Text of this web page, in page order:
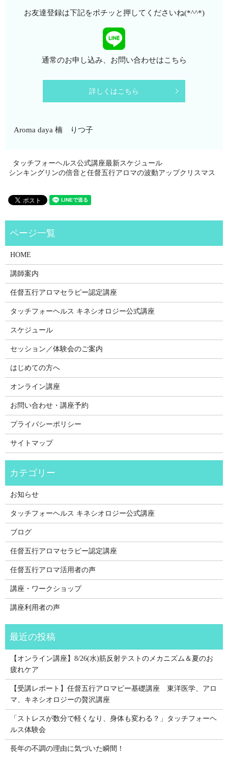
お友達登録は下記をポチッと押してくださいね(*^^*)
通常のお申し込み、お問い合わせはこちら
詳しくはこちら
Aroma daya 楠 りつ子
タッチフォーヘルス公式講座最新スケジュール
シンキングリンの倍音と任督五行アロマの波動アップクリスマス
HOME
講師案内
任督五行アロマセラピー認定講座
タッチフォーヘルス キネシオロジー公式講座
スケジュール
セッション／体験会のご案内
はじめての方へ
オンライン講座
お問い合わせ・講座予約
プライバシーポリシー
サイトマップ
お知らせ
タッチフォーヘルス キネシオロジー公式講座
ブログ
任督五行アロマセラピー認定講座
任督五行アロマ活用者の声
講座・ワークショップ
講座利用者の声
【オンライン講座】8/26(水)筋反射テストのメカニズム＆夏のお
疲れケア
【受講レポート】任督五行アロマピー基礎講座 東洋医学、アロ
マ、キネシオロジーの贅沢講座
「ストレスが数分で軽くなり、身体も変わる？」タッチフォーヘ
ルス体験会
長年の不調の理由に気づいた瞬間！